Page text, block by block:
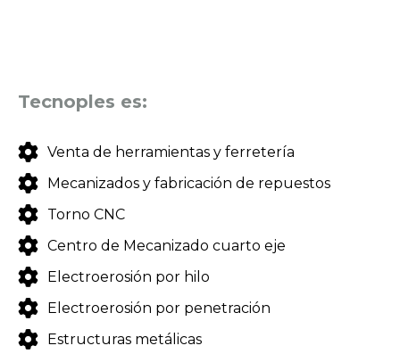
Tecnoples es:
Venta de herramientas y ferretería
Mecanizados y fabricación de repuestos
Torno CNC
Centro de Mecanizado cuarto eje
Electroerosión por hilo
Electroerosión por penetración
Estructuras metálicas